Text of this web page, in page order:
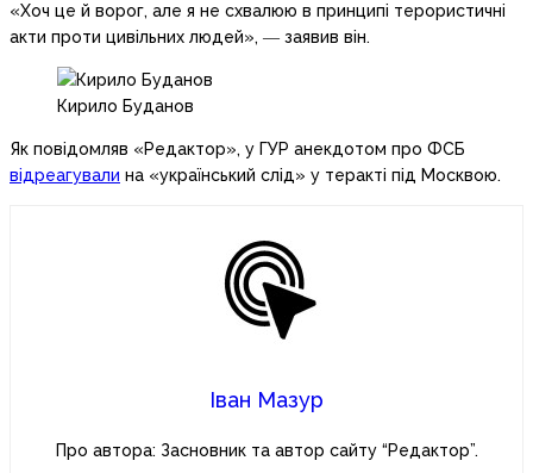
«Хоч це й ворог, але я не схвалюю в принципі терористичні
акти проти цивільних людей», ― заявив він.
Кирило Буданов
Як повідомляв «Редактор», у ГУР анекдотом про ФСБ
відреагували на «український слід» у теракті під Москвою.
Іван Мазур
Про автора: Засновник та автор сайту “Редактор”.